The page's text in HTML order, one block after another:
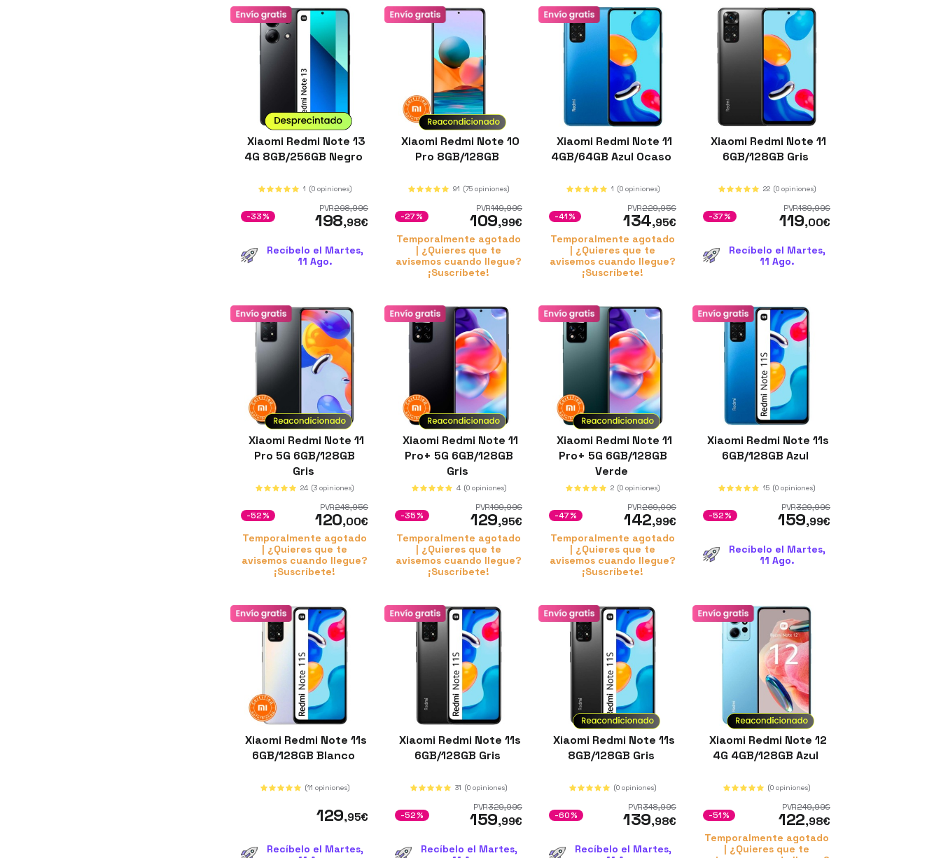
Xiaomi Redmi Note 13
4G 8GB/256GB Negro
1 (0 opiniones)
PVR298,99€
198,98€
-33%
Recíbelo el Martes,
11 Ago.
Xiaomi Redmi Note 10
Pro 8GB/128GB
91 (75 opiniones)
PVR149,99€
109,99€
-27%
Temporalmente agotado
| ¿Quieres que te
avisemos cuando llegue?
¡Suscríbete!
Xiaomi Redmi Note 11
4GB/64GB Azul Ocaso
1 (0 opiniones)
PVR229,95€
134,95€
-41%
Temporalmente agotado
| ¿Quieres que te
avisemos cuando llegue?
¡Suscríbete!
Xiaomi Redmi Note 11
6GB/128GB Gris
22 (0 opiniones)
PVR189,99€
119,00€
-37%
Recíbelo el Martes,
11 Ago.
Xiaomi Redmi Note 11
Pro 5G 6GB/128GB
Gris
24 (3 opiniones)
PVR248,95€
120,00€
-52%
Temporalmente agotado
| ¿Quieres que te
avisemos cuando llegue?
¡Suscríbete!
Xiaomi Redmi Note 11
Pro+ 5G 6GB/128GB
Gris
4 (0 opiniones)
PVR199,99€
129,95€
-35%
Temporalmente agotado
| ¿Quieres que te
avisemos cuando llegue?
¡Suscríbete!
Xiaomi Redmi Note 11
Pro+ 5G 6GB/128GB
Verde
2 (0 opiniones)
PVR269,00€
142,99€
-47%
Temporalmente agotado
| ¿Quieres que te
avisemos cuando llegue?
¡Suscríbete!
Xiaomi Redmi Note 11s
6GB/128GB Azul
15 (0 opiniones)
PVR329,99€
159,99€
-52%
Recíbelo el Martes,
11 Ago.
Xiaomi Redmi Note 11s
6GB/128GB Blanco
(11 opiniones)
129,95€
Recíbelo el Martes,
Xiaomi Redmi Note 11s
6GB/128GB Gris
31 (0 opiniones)
PVR329,99€
159,99€
-52%
Recíbelo el Martes,
Xiaomi Redmi Note 11s
8GB/128GB Gris
(0 opiniones)
PVR348,99€
139,98€
-60%
Recíbelo el Martes,
Xiaomi Redmi Note 12
4G 4GB/128GB Azul
(0 opiniones)
PVR249,99€
122,98€
-51%
Temporalmente agotado
| ¿Quieres que te